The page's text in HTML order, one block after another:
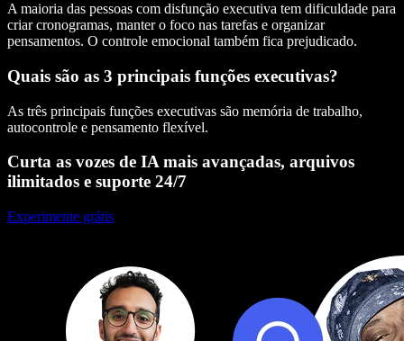
A maioria das pessoas com disfunção executiva tem dificuldade para
criar cronogramas, manter o foco nas tarefas e organizar
pensamentos. O controle emocional também fica prejudicado.
Quais são as 3 principais funções executivas?
As três principais funções executivas são memória de trabalho,
autocontrole e pensamento flexível.
Curta as vozes de IA mais avançadas, arquivos
ilimitados e suporte 24/7
Experimente grátis